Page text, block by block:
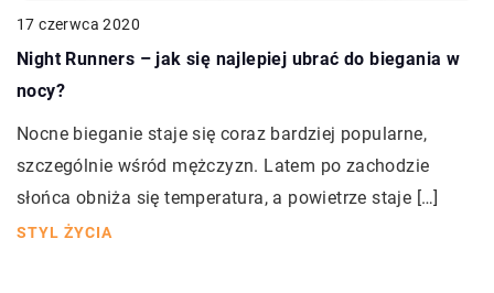
17 czerwca 2020
Night Runners – jak się najlepiej ubrać do biegania w
nocy?
Nocne bieganie staje się coraz bardziej popularne,
szczególnie wśród mężczyzn. Latem po zachodzie
słońca obniża się temperatura, a powietrze staje […]
STYL ŻYCIA